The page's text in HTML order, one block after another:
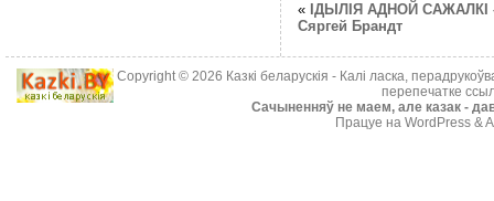
« IДЫЛIЯ АДНОЙ САЖАЛКI
Сяргей Брандт
Copyright © 2026 Казкі беларускія - Калі ласка,
перепечатке
Cачыненняў не маем, але казак -
Працуе на WordPress &